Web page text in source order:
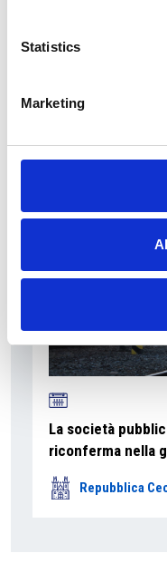
Statistics
Marketing
La Škoda avvia la
Repubblica
La società
riconferma nella
Repubblica